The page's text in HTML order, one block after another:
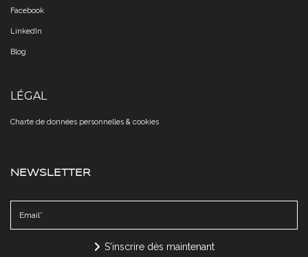
Facebook
LinkedIn
Blog
LÉGAL
Charte de données personnelles & cookies​​​​​​​
NEWSLETTER
S'inscrire dès maintenant